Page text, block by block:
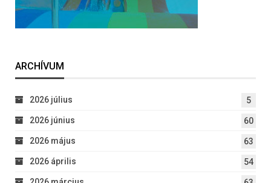
ARCHÍVUM
2026 július 5
2026 június 60
2026 május 63
2026 április 54